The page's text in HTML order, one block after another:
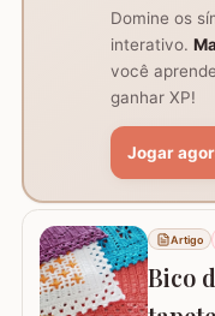
Domine os
interativo.
você
ganhar XP!
Jogar
Artigo
Bico